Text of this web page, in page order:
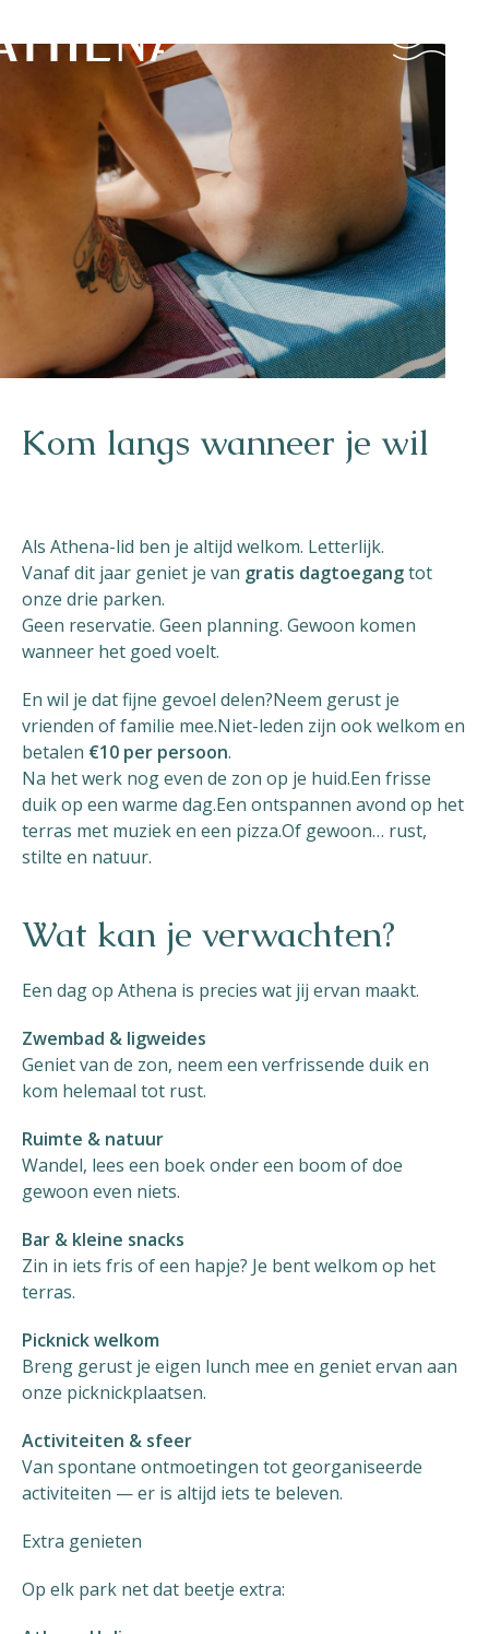
Naturisme
Community
Kalender
Ossendrecht
Contact
NL FR EN
Android Play Store
Kom langs wanneer je wil
Als Athena-lid ben je altijd welkom. Letterlijk.
Vanaf dit jaar geniet je van gratis dagtoegangtot
onze drie parken.
Geen reservatie. Geen planning. Gewoon komen
wanneer het goed voelt.
En wil je dat fijne gevoel delen?Neem gerust je
vrienden of familie mee.Niet-leden zijn ook welkom en
betalen €10 per persoon.
Na het werk nog even de zon op je huid.Een frisse
duik op een warme dag.Een ontspannen avond op het
terras met muziek en een pizza.Of gewoon… rust,
stilte en natuur.
Wat kan je verwachten?
Een dag op Athena is precies wat jij ervan maakt.
Zwembad & ligweides
Geniet van de zon, neem een verfrissende duik en
kom helemaal tot rust.
Ruimte & natuur
Wandel, lees een boek onder een boom of doe
gewoon even niets.
Bar & kleine snacks
Zin in iets fris of een hapje? Je bent welkom op het
terras.
Picknick welkom
Breng gerust je eigen lunch mee en geniet ervan aan
onze picknickplaatsen.
Activiteiten & sfeer
Van spontane ontmoetingen tot georganiseerde
activiteiten — er is altijd iets te beleven.
Extra genieten
Op elk park net dat beetje extra: